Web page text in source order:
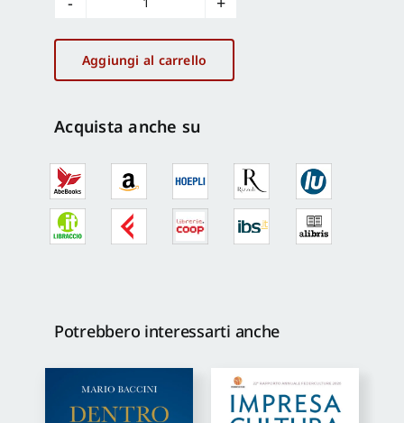
Battito
di
libertà
quantità
Aggiungi al carrello
Acquista anche su
Potrebbero interessarti anche